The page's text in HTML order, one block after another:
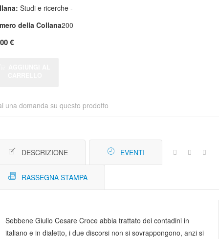
Studi e ricerche -
della Collana200
€
una domanda su questo prodotto
DESCRIZIONE EVENTI
RASSEGNA STAMPA
Sebbene Giulio Cesare Croce abbia trattato dei contadini in
italiano e in dialetto, i due discorsi non si sovrappongono, anzi si